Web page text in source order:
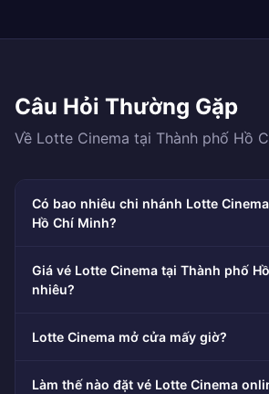
Câu Hỏi Thường Gặp
Về Lotte Cinema tại Thành phố Hồ
Có bao nhiêu chi nhánh Lotte
Hồ Chí Minh?
Giá vé Lotte Cinema tại Thành phố
nhiêu?
Lotte Cinema mở cửa mấy giờ?
Làm thế nào đặt vé Lotte Cinema